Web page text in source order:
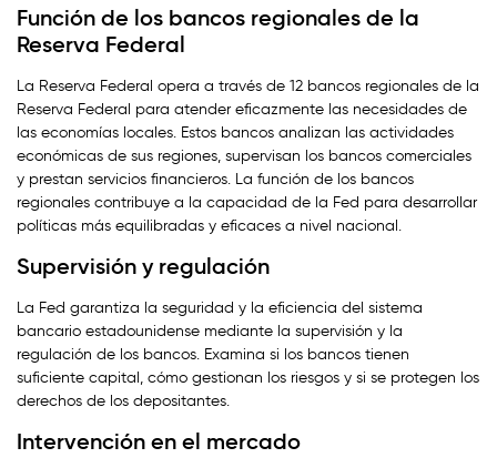
Función de los bancos regionales de la
Reserva Federal
La Reserva Federal opera a través de 12 bancos regionales de la
Reserva Federal para atender eficazmente las necesidades de
las economías locales. Estos bancos analizan las actividades
económicas de sus regiones, supervisan los bancos comerciales
y prestan servicios financieros. La función de los bancos
regionales contribuye a la capacidad de la Fed para desarrollar
políticas más equilibradas y eficaces a nivel nacional.
Supervisión y regulación
La Fed garantiza la seguridad y la eficiencia del sistema
bancario estadounidense mediante la supervisión y la
regulación de los bancos. Examina si los bancos tienen
suficiente capital, cómo gestionan los riesgos y si se protegen los
derechos de los depositantes.
Intervención en el mercado